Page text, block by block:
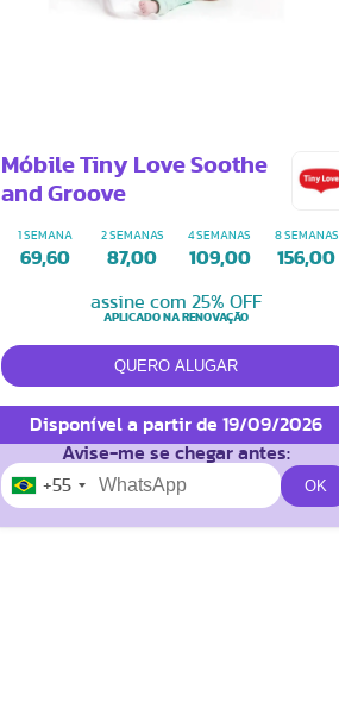
Móbile Tiny Love Soothe
and Groove
1 SEMANA
69,60
2 SEMANAS
87,00
4 SEMANAS
109,00
8 SEMANAS
156,00
assine com 25% OFF
APLICADO NA RENOVAÇÃO
Disponível a partir de 19/09/2026
Avise-me se chegar antes:
+55